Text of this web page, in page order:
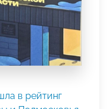
в рейтинг